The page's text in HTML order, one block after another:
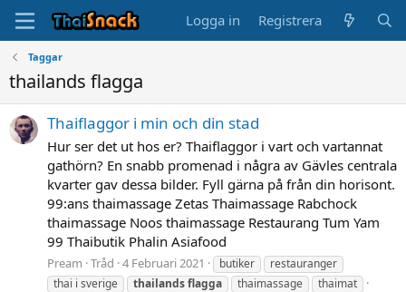
Logga in Registrera
Taggar
thailands flagga
Thaiflaggor i min och din stad
Hur ser det ut hos er? Thaiflaggor i vart och vartannat
gathörn? En snabb promenad i några av Gävles centrala
kvarter gav dessa bilder. Fyll gärna på från din horisont.
99:ans thaimassage Zetas Thaimassage Rabchock
thaimassage Noos thaimassage Restaurang Tum Yam
99 Thaibutik Phalin Asiafood
Pream Tråd 4 Februari 2021 butiker
restauranger
thai i sverige
thailandsflagga thaimassage thaimat